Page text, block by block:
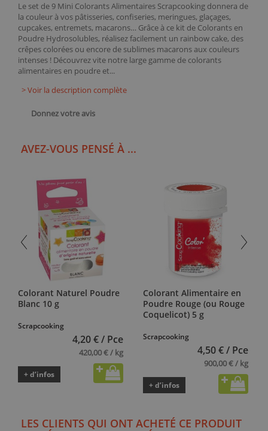
Le set de 9 Mini Colorants Alimentaires Scrapcooking donnera de
la couleur à vos pâtisseries, confiseries, meringues, glaçages,
cupcakes, entremets, macarons… Grâce à ce kit de Colorants en
Poudre Hydrosolubles, réalisez facilement un rainbow cake, des
crêpes colorées ou encore de sublimes macarons aux couleurs
intenses ! Découvrez vite notre large gamme de colorants
alimentaires en poudre et...
> Voir la description complète
Donnez votre avis
AVEZ-VOUS PENSÉ À ...
Colorant Naturel Poudre
Blanc 10 g
Scrapcooking
4,20 € / Pce
420,00 € / kg
+ d’infos
Colorant Alimentaire en
Poudre Rouge (ou Rouge
Coquelicot) 5 g
Scrapcooking
4,50 € / Pce
900,00 € / kg
+ d’infos
LES CLIENTS QUI ONT ACHETÉ CE PRODUIT